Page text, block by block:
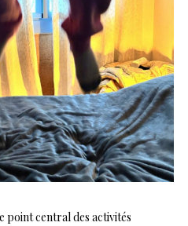
point central des activités